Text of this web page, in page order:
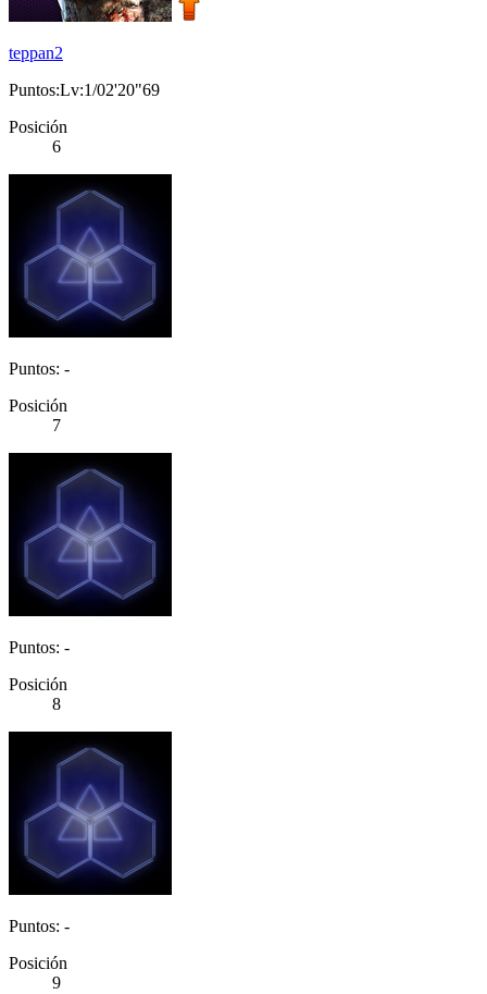
teppan2
Puntos:Lv:1/02'20"69
Posición
6
Puntos: -
Posición
7
Puntos: -
Posición
8
Puntos: -
Posición
9